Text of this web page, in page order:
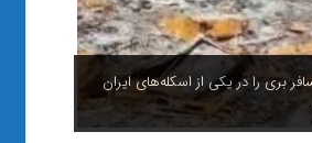
بری را در یکی از اسکله‌های ایران